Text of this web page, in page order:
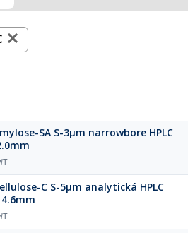
SA S-3µm narrowbore HPLC
C S-5µm analytická HPLC